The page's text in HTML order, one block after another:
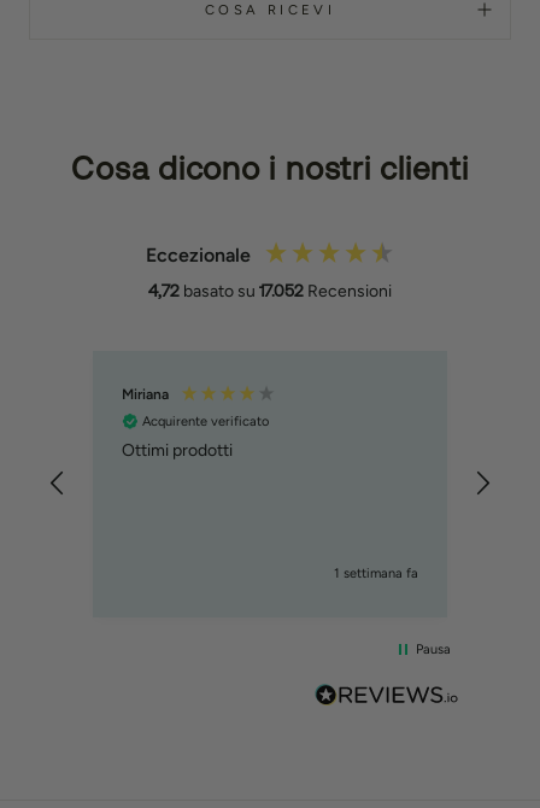
COSA RICEVI
Cosa dicono i nostri clienti
Eccezionale
4,72 basato su 17.052 Recensioni
Miriana
Acquirente verificato
Ottimi prodotti
1 settimana fa
Pausa